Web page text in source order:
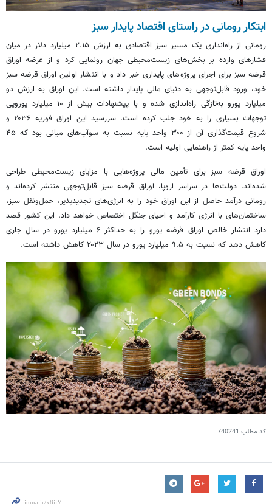
ابتکار رومانی در راستای اقتصاد پایدار سبز
رومانی از راه‌انداری یک مسیر سبز اقتصادی به ارزش ۲.۱۵ میلیارد دلار در میان
فشارهای وارده بر بخش‌های زیست‌محیطی جهان رونمایی کرد و از عرضه اوراق
قرضه سبز برای اجرای پروژه‌های پایداری خبر داد و با انتشار اولین اوراق قرضه سبز
خود، ورود قابل‌توجهی به دنیای مالی پایدار داشته است. این اوراق به ارزش دو
میلیارد یورو به‌تازگی راه‌اندازی شده و با پیشنهادات بیش از ۱۰ میلیارد یورویی
توجهات بسیاری را به خود جلب کرده است. سررسید این اوراق فوریه ۲۰۳۶ و
شروع قیمت‌گذاری آن از ۳۰۰ واحد پایه نسبت به سوآپ‌های میانی بود که ۴۵
واحد پایه کمتر از راهنمایی اولیه است.
اوراق قرضه سبز برای تأمین مالی پروژه‌هایی با مزایای زیست‌محیطی طراحی
شده‌اند. دولت‌ها در سراسر اروپا، اوراق قرضه سبز قابل‌توجهی منتشر کرده‌اند و
رومانی درآمد حاصل از این اوراق خود را به انرژی‌های تجدیدپذیر، حمل‌ونقل سبز،
ساختمان‌های با انرژی کارآمد و احیای جنگل اختصاص خواهد داد. این کشور قصد
دارد انتشار خالص اوراق قرضه یورو را به حداکثر ۶ میلیارد یورو در سال جاری
کاهش دهد که نسبت به ۹.۵ میلیارد یورو در سال ۲۰۲۳ کاهش داشته است.
کد مطلب 740241